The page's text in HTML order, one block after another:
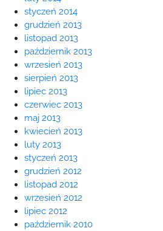
styczeń 2014
grudzień 2013
listopad 2013
październik 2013
wrzesień 2013
sierpień 2013
lipiec 2013
czerwiec 2013
maj 2013
kwiecień 2013
luty 2013
styczeń 2013
grudzień 2012
listopad 2012
wrzesień 2012
lipiec 2012
październik 2010